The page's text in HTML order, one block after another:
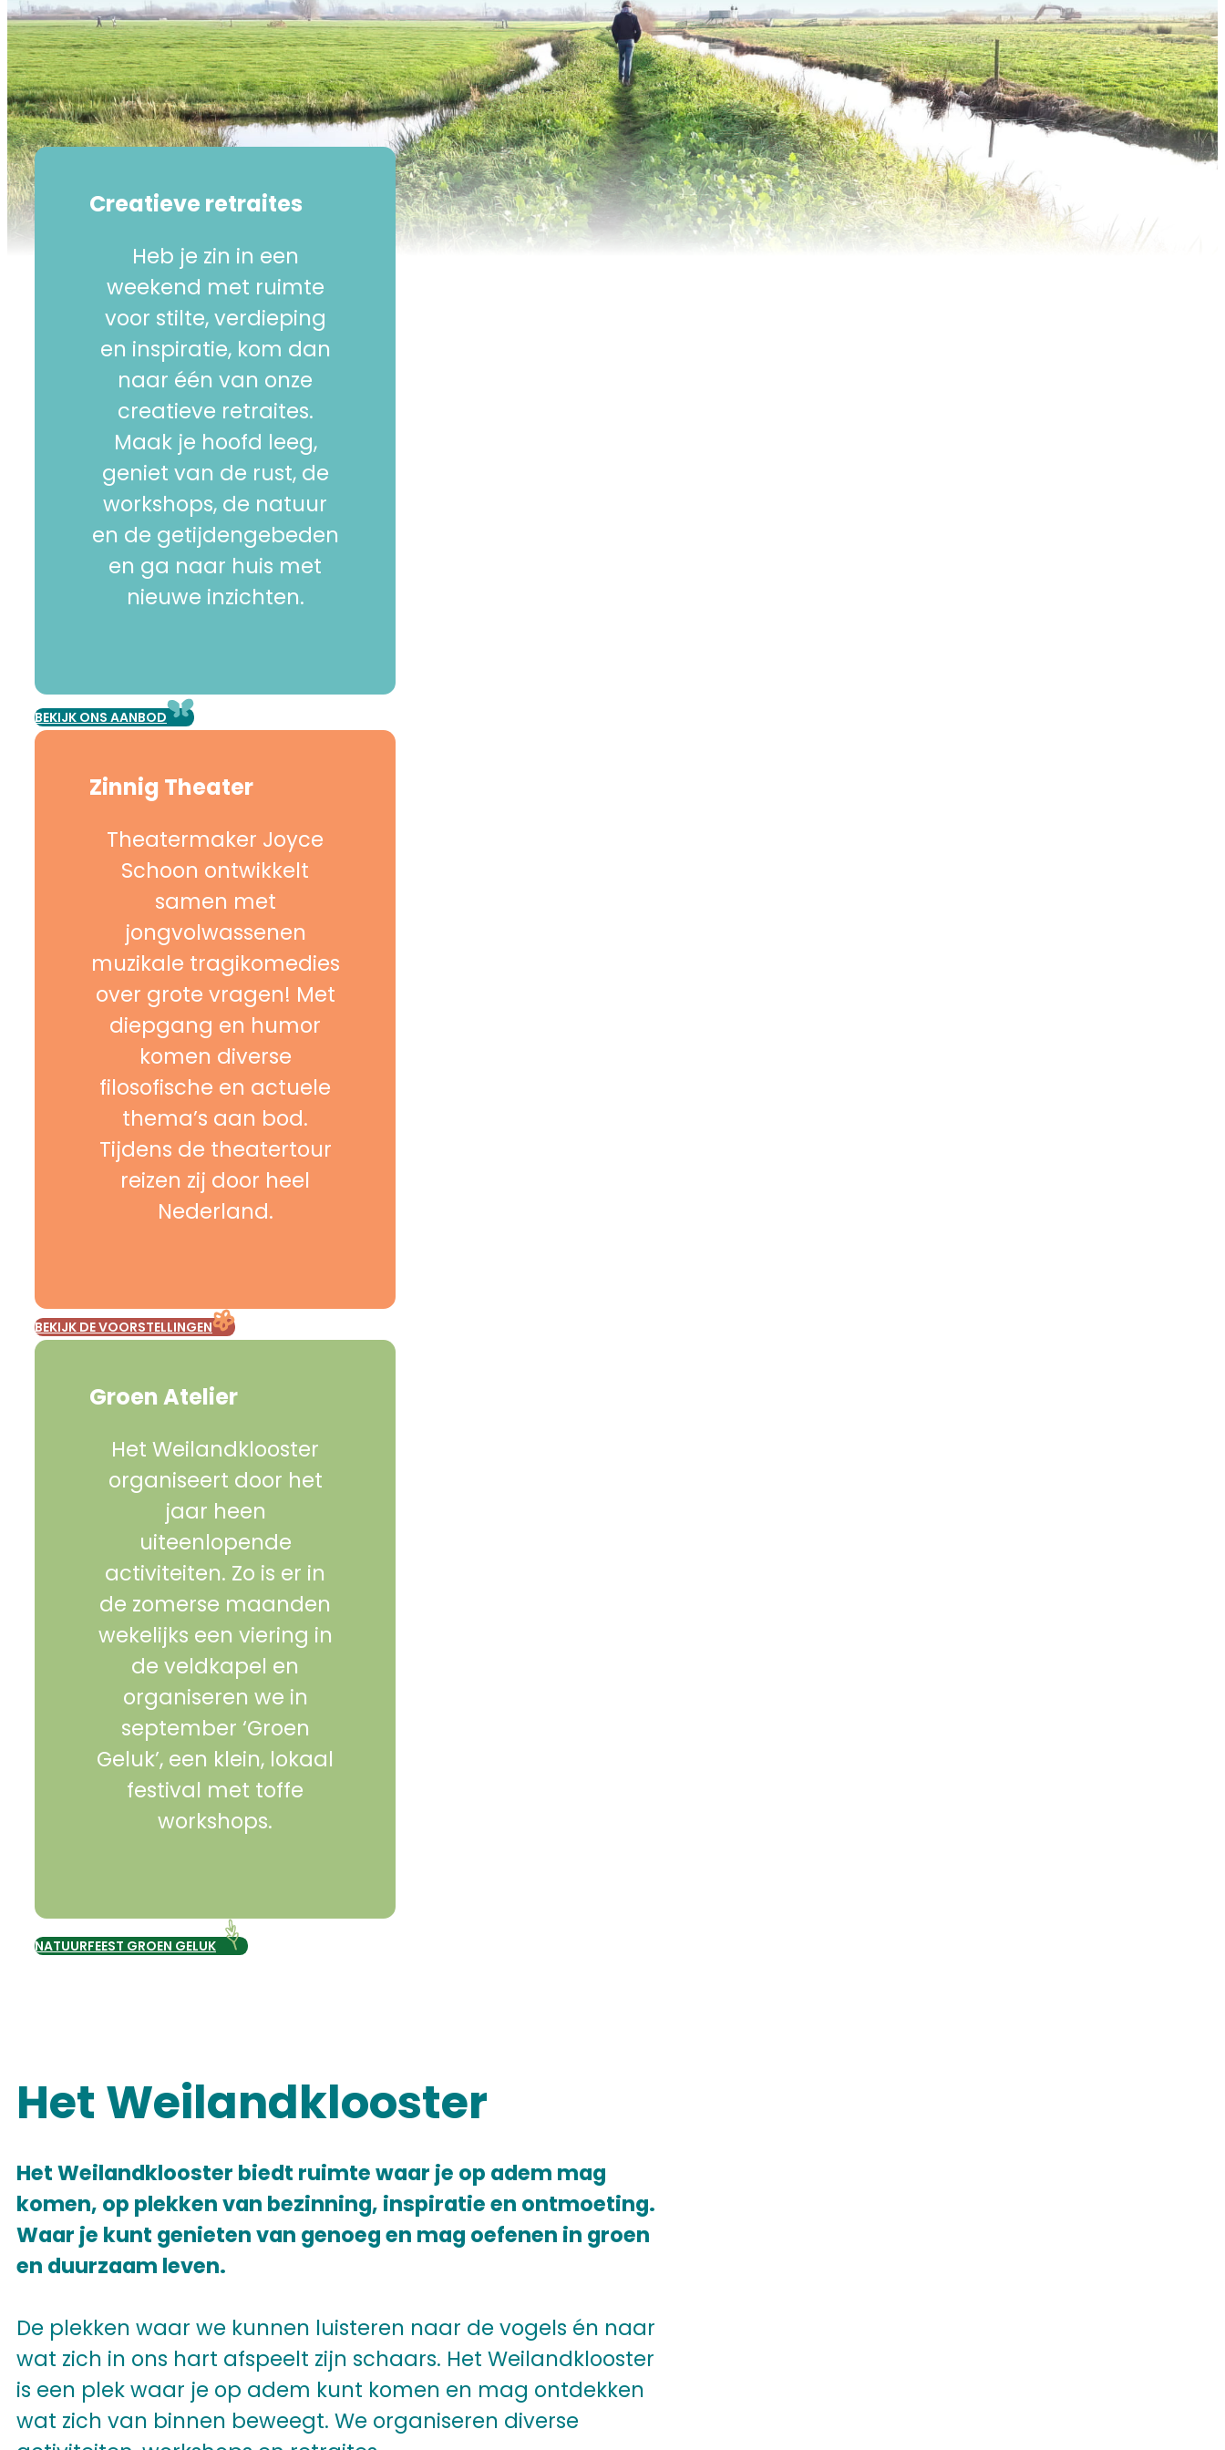
Creatieve retraites
Heb je zin in een
weekend met ruimte
voor stilte, verdieping
en inspiratie, kom dan
naar één van onze
creatieve retraites.
Maak je hoofd leeg,
geniet van de rust, de
workshops, de natuur
en de getijdengebeden
en ga naar huis met
nieuwe inzichten.
BEKIJK ONS AANBOD
Zinnig Theater
Theatermaker Joyce
Schoon ontwikkelt
samen met
jongvolwassenen
muzikale tragikomedies
over grote vragen! Met
diepgang en humor
komen diverse
filosofische en actuele
thema’s aan bod.
Tijdens de theatertour
reizen zij door heel
Nederland.
BEKIJK DE VOORSTELLINGEN
Groen Atelier
Het Weilandklooster
organiseert door het
jaar heen
uiteenlopende
activiteiten. Zo is er in
de zomerse maanden
wekelijks een viering in
de veldkapel en
organiseren we in
september ‘Groen
Geluk’, een klein, lokaal
festival met toffe
workshops.
NATUURFEEST GROEN GELUK
Het Weilandklooster
Het Weilandklooster biedt ruimte waar je op adem mag
komen, op plekken van bezinning, inspiratie en ontmoeting.
Waar je kunt genieten van genoeg en mag oefenen in groen
en duurzaam leven.
De plekken waar we kunnen luisteren naar de vogels én naar
wat zich in ons hart afspeelt zijn schaars. Het Weilandklooster
is een plek waar je op adem kunt komen en mag ontdekken
wat zich van binnen beweegt. We organiseren diverse